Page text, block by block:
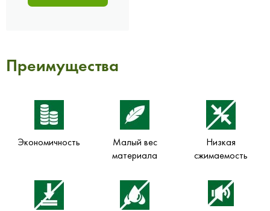
Преимущества
Экономичность
Малый вес
материала
Низкая
сжимаемость